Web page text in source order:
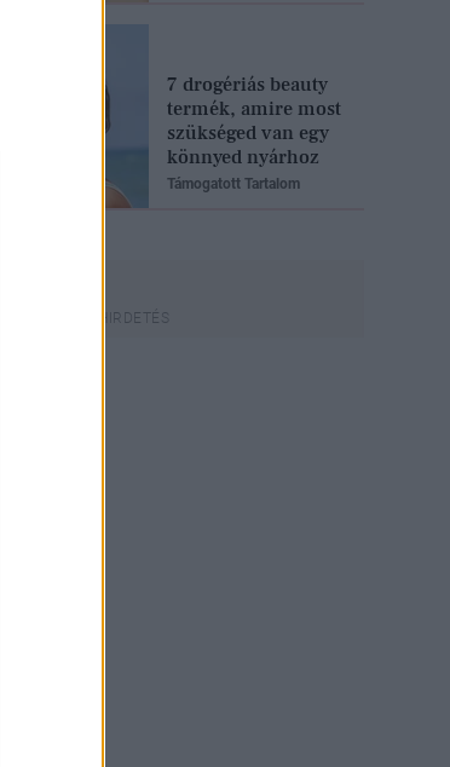
7 drogériás beauty
termék, amire most
szükséged van egy
könnyed nyárhoz
Támogatott Tartalom